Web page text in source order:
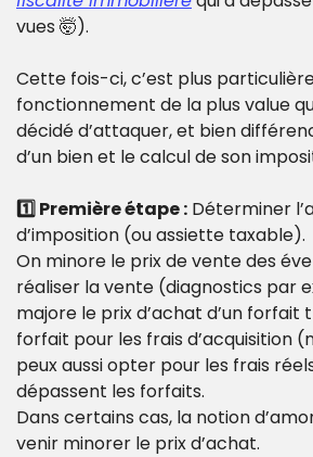
vues 🤯).
Cette fois-ci, c’est plus
fonctionnement de la plus value
décidé d’attaquer, et bien
d’un bien et le calcul de son
1️⃣ Première étape : Déterminer
d’imposition (ou assiette taxable).
On minore le prix de vente des
réaliser la vente (diagnostics par
majore le prix d’achat d’un forfait
forfait pour les frais d’acquisition
peux aussi opter pour les frais
dépassent les forfaits.
Dans certains cas, la notion
venir minorer le prix d’achat.